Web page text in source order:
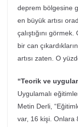
deprem bölgesine
en büyük artısı
çalıştığını
bir can
artısı zaten. O
“Teorik ve
Uygulamalı
Metin Derli,
var, 16 kişi. Onlara